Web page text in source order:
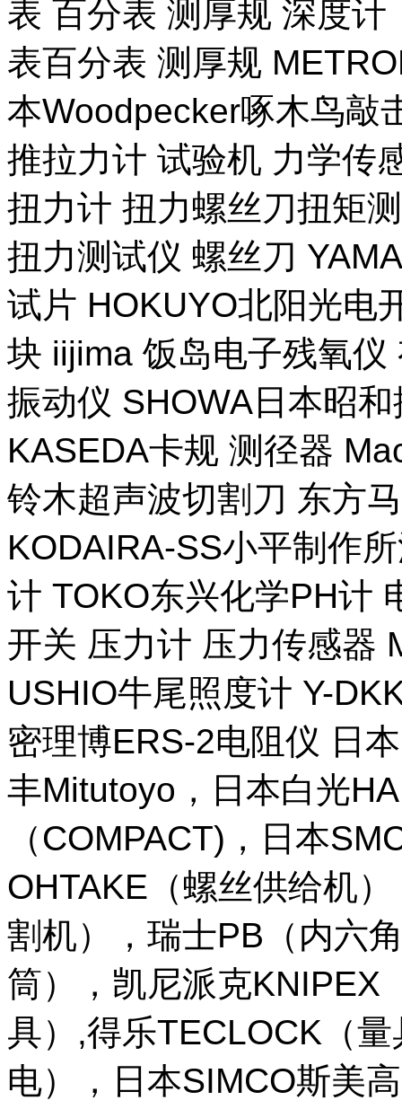
表 百分表 测厚规 深度
表百分表 测厚规
本Woodpecker啄木鸟敲
推拉力计 试验机 力学传
扭力计 扭力螺丝刀扭矩
扭力测试仪 螺丝刀
试片 HOKUYO北阳光电
块 iijima 饭岛电子残氧
振动仪 SHOWA日本昭
KASEDA卡规 测径器
铃木超声波切割刀 东方
KODAIRA-SS小平制作
计 TOKO东兴化学PH计
开关 压力计 压力传感器
USHIO牛尾照度计 Y-
密理博ERS-2电阻仪 日
丰Mitutoyo，日本白光
（COMPACT)，日本
OHTAKE（螺丝供给机
割机），瑞士PB（内六
筒），凯尼派克KNIPEX
具）,得乐TECLOCK（
电），日本SIMCO斯美